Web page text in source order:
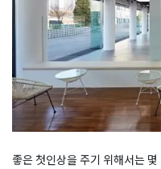
좋은 첫인상을 주기 위해서는